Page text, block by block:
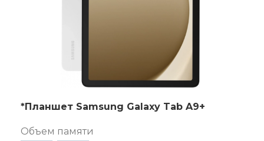
*Планшет Samsung Galaxy Tab A9+
Объем памяти